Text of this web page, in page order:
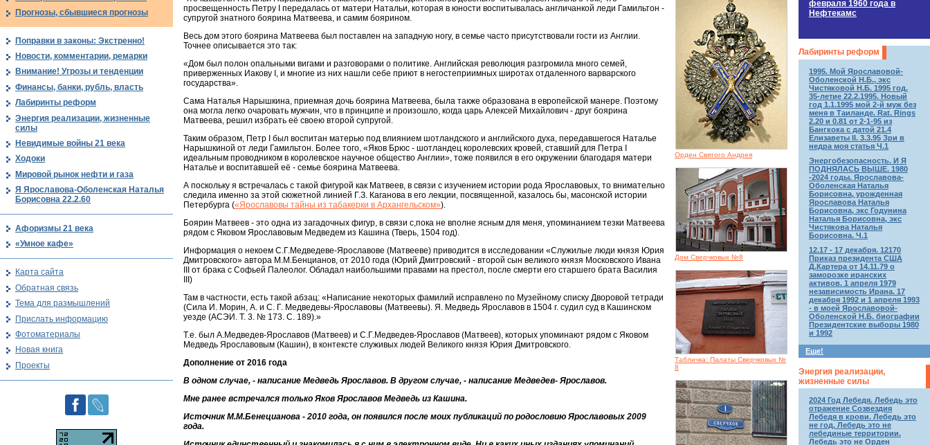
Орден Святого Андрея
Дом Сверчковых №8
Табличка: Палаты Сверчковых №
8
просвещенность Петру I передалась от матери Натальи, которая в юности воспитывалась англичанкой леди Гамильтон -
супругой знатного боярина Матвеева, и самим боярином.
Весь дом этого боярина Матвеева был поставлен на западную ногу, в семье часто присутствовали гости из Англии.
Точнее описывается это так:
«Дом был полон опальными вигами и разговорами о политике. Английская революция разгромила много семей,
приверженных Иакову I, и многие из них нашли себе приют в негостеприимных широтах отдаленного варварского
государства».
Сама Наталья Нарышкина, приемная дочь боярина Матвеева, была также образована в европейской манере. Поэтому
она могла легко очаровать мужчин, что в принципе и произошло, когда царь Алексей Михайлович - друг боярина
Матвеева, решил избрать её своею второй супругой.
Таким образом, Петр I был воспитан матерью под влиянием шотландского и английского духа, передавшегося Наталье
Нарышкиной от леди Гамильтон. Более того, «Яков Брюс - шотландец королевских кровей, ставший для Петра I
идеальным проводником в королевское научное общество Англии», тоже появился в его окружении благодаря матери
Наталье и воспитавшей её - семье боярина Матвеева.
А поскольку я встречалась с такой фигурой как Матвеев, в связи с изучением истории рода Ярославовых, то внимательно
следила именно за этой сюжетной линией Г.З. Каганова в его лекции, посвященной, казалось бы, масонской истории
Петербурга («Ярославовы тайны из табакерки в Архангельском»).
Боярин Матвеев - это одна из загадочных фигур, в связи с,пока не вполне ясным для меня, упоминанием тезки Матвеева
рядом с Яковом Ярославовым Медведем из Кашина (Тверь, 1504 год).
Информация о некоем С.Г.Медведеве-Ярославове (Матвееве) приводится в исследовании «Служилые люди князя Юрия
Дмитровского» автора М.М.Бенцианов, от 2010 года (Юрий Дмитровский - второй сын великого князя Московского Ивана
III от брака с Софьей Палеолог. Обладал наибольшими правами на престол, после смерти его старшего брата Василия
III)
Там в частности, есть такой абзац: «Написание некоторых фамилий исправлено по Музейному списку Дворовой тетради
(Сила И. Морин, А. и С. Г. Медведевы-Ярославовы (Матвеевы). Я. Медведь Ярославов в 1504 г. судил суд в Кашинском
уезде (АСЭИ. Т. 3. № 173. С. 189).»
Т.е. был А.Медведев-Ярославов (Матвеев) и С.Г.Медведев-Ярославов (Матвеев), которых упоминают рядом с Яковом
Медведь Ярославовым (Кашин), в контексте служивых людей Великого князя Юрия Дмитровского.
Дополнение от 2016 года
В одном случае, - написание Медведь Ярославов. В другом случае, - написание Медведев- Ярославов.
Мне ранее встречался только Яков Ярославов Медведь из Кашина.
Источник М.М.Бенецианова - 2010 года, он появился после моих публикаций по родословию Ярославовых 2009
года.
февраля 1960 года в
Нефтекамс
Лабиринты реформ
1995. Мой Ярославовой-
Оболенской Н.Б., экс
Чистяковой Н.Б. 1995 год.
35-летие 22.2.1995. Новый
год 1.1.1995 мой 2-й муж без
меня в Таиланде. Rat. Rings
2.20 и 0.81 от 2-1-95 из
Бангкока с датой 21.4
Елизаветы II. 3.3.95 Зри в
недра моя статья Ч.1
Энергобезопасность. И Я
ПОДНЯЛАСЬ ВЫШЕ. 1980
-2024 годы. Ярославова-
Оболенская Наталья
Борисовна, урожденная
Ярославова Наталья
Борисовна, экс Годунина
Наталья Борисовна, экс
Чистякова Наталья
Борисовна. Ч.1
12.17 - 17 декабря. 12170
Приказ президента США
Д.Картера от 14.11.79 о
заморозке иранских
активов. 1 апреля 1979
независимость Ирана. 17
декабря 1992 и 1 апреля 1993
- в моей Ярославовой-
Оболенской Н.Б. биографии
Президентские выборы 1980
и 1992
Еще!
Энергия реализации,
жизненные силы
2024 Год Лебедя. Лебедь это
отражение Созвездия
Лебедя в крови. Лебедь это
не год. Лебедь это не
лебединые территории.
Лебедь это не Орден
Прогнозы, сбывшиеся прогнозы
Поправки в законы: Экстренно!
Новости, комментарии, ремарки
Внимание! Угрозы и тенденции
Финансы, банки, рубль, власть
Лабиринты реформ
Энергия реализации, жизненные
силы
Невидимые войны 21 века
Ходоки
Мировой рынок нефти и газа
Я Ярославова-Оболенская Наталья
Борисовна 22.2.60
Афоризмы 21 века
«Умное кафе»
Карта сайта
Обратная связь
Тема для размышлений
Прислать информацию
Фотоматериалы
Новая книга
Проекты